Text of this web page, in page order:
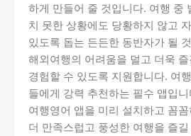
하게 만들어 줄 것입니다. 여행 중
치 못한 상황에도 당황하지 않고
있도록 돕는 든든한 동반자가 될
해외여행의 어려움을 덜고 더욱
경험할 수 있도록 지원합니다. 여
들에게 강력 추천하는 필수 앱입
여행영어 앱을 미리 설치하고 꼼
더 만족스럽고 풍성한 여행을 즐